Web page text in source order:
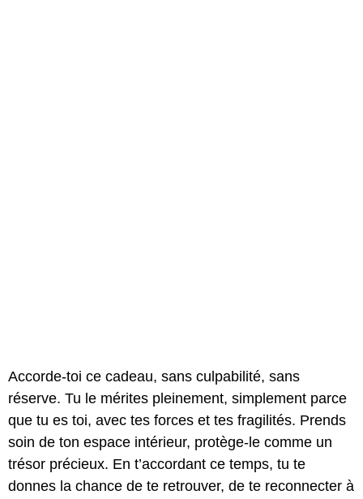
Accorde-toi ce cadeau, sans culpabilité, sans
réserve. Tu le mérites pleinement, simplement parce
que tu es toi, avec tes forces et tes fragilités. Prends
soin de ton espace intérieur, protège-le comme un
trésor précieux. En t’accordant ce temps, tu te
donnes la chance de te retrouver, de te reconnecter à